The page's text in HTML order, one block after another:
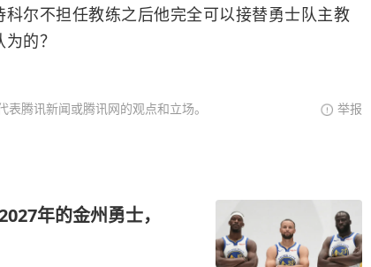
尔不担任教练之后他完全可以接替勇士队主教
的？
腾讯新闻或腾讯网的观点和立场。 举报
年的金州勇士，